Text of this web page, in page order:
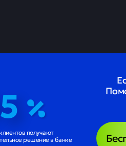
получают
решение в банке